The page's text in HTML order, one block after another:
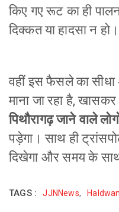
किए गए रूट का ही
दिक्कत या हादसा न हो।
वहीं इस फैसले का सीधा
माना जा रहा है, खासकर
पिथौरागढ़ जाने वाले
पड़ेगा। साथ ही
दिखेगा और समय के
TAGS : JJNNews,